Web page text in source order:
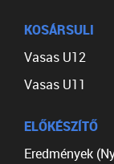
KOSÁRSULI
Vasas U12
Vasas U11
ELŐKÉSZÍTŐ
Eredmények